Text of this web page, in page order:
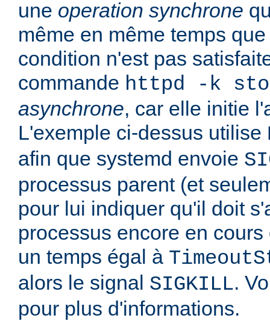
une operation synchrone
même en même temps
condition n'est pas
commande httpd -k
asynchrone, car elle initie
L'exemple ci-dessus utilise
afin que systemd envoie
processus parent (et
pour lui indiquer qu'il doit
processus encore en
un temps égal à
alors le signal SIGKILL.
pour plus d'informations.